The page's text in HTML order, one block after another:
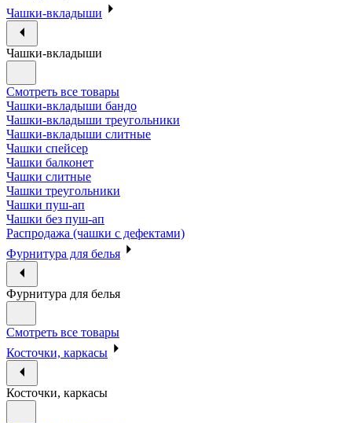
Чашки-вкладыши
Чашки-вкладыши
Смотреть все товары
Чашки-вкладыши бандо
Чашки-вкладыши треугольники
Чашки-вкладыши слитные
Чашки спейсер
Чашки балконет
Чашки слитные
Чашки треугольники
Чашки пуш-ап
Чашки без пуш-ап
Распродажа (чашки с дефектами)
Фурнитура для белья
Фурнитура для белья
Смотреть все товары
Косточки, каркасы
Косточки, каркасы